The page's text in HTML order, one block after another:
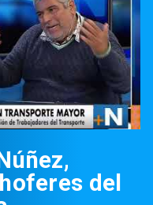
del